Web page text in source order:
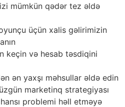
mümkün qədər tez əldə
üçün xalis gəlirimizin
keçin və hesab təsdiqini
ən yaxşı məhsullar əldə edin
marketinq strategiyası
problemi həll etməyə